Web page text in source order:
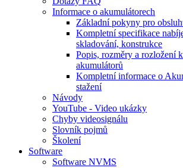
Informace o akumulátorech
Základní pokyny pro
Kompletní specifikace
skladování, konstrukce
Popis, rozměry a rozložení
akumulátorů
Kompletní informace o
stažení
Návody
YouTube - Video ukázky
Chyby videosignálu
Slovník pojmů
Školení
Software
Software NVMS